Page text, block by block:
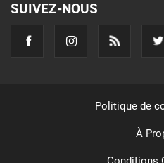
SUIVEZ-NOUS
Politique de
À